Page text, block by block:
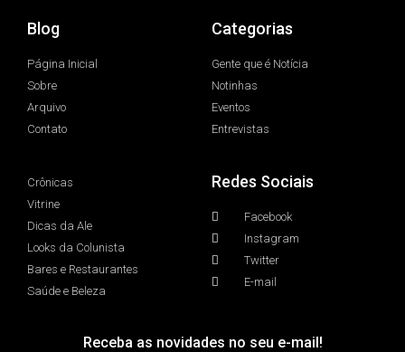
Blog
Página Inicial
Sobre
Arquivo
Contato
Categorias
Gente que é Notícia
Notinhas
Eventos
Entrevistas
Crônicas
Vitrine
Dicas da Ale
Looks da Colunista
Bares e Restaurantes
Saúde e Beleza
Redes Sociais
Facebook
Instagram
Twitter
E-mail
Receba as novidades no seu e-mail!